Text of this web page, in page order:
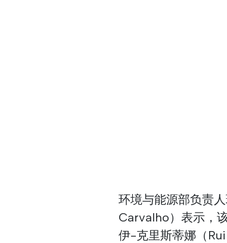
环境与能源部负责
Carvalho）表示，
伊-克里斯蒂娜（